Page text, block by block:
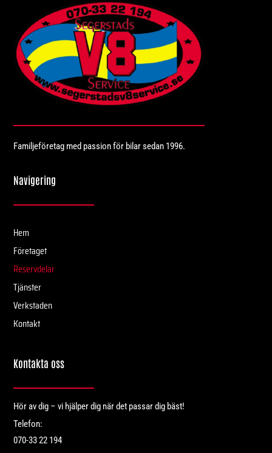
Familjeföretag med passion för bilar sedan 1996.
Navigering
Hem
Företaget
Reservdelar
Tjänster
Verkstaden
Kontakt
Kontakta oss
Hör av dig – vi hjälper dig när det passar dig bäst!
Telefon:
070-33 22 194